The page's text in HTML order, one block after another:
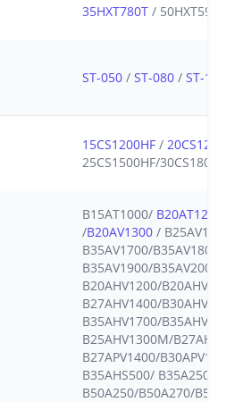
35HXT780T / 50HXT590T /
ST-050 / ST-080 / ST-100
15CS1200HF / 20CS1200HF
25CS1500HF/30CS1800HF
B15AT1000/ B20AT1200
/B20AV1300 / B25AV1300/
B35AV1700/B35AV1800/
B35AV1900/B35AV2000/
B20AHV1200/B20AHV1300/
B27AHV1400/B30AHV1500/
B35AHV1700/B35AHV1900/
B25AHV1300M/
B27APV1400/
B35AHS500/ B35A250-Z/
B50A250/B50A270/